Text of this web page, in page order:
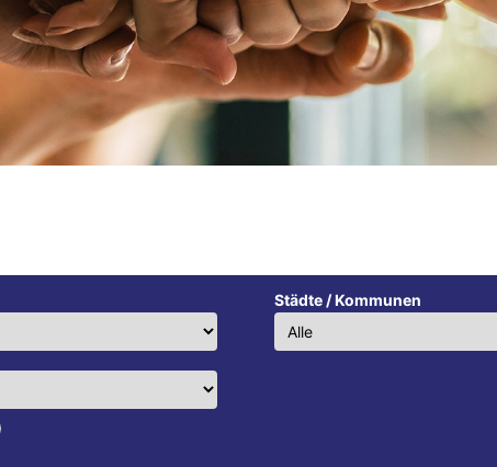
Städte / Kommunen